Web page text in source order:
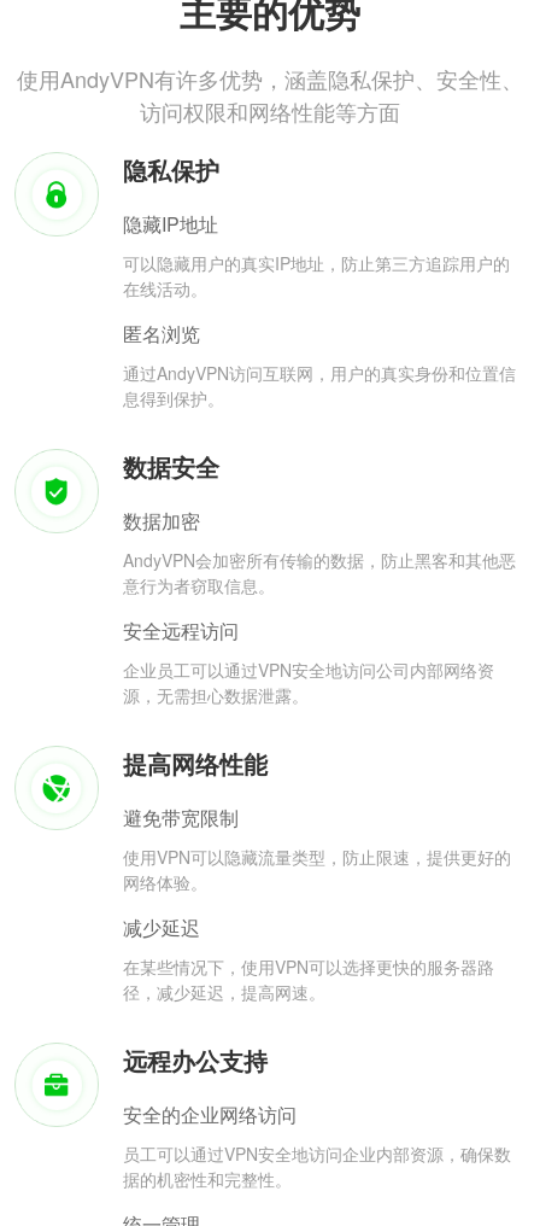
主要的优势
使用AndyVPN有许多优势，涵盖隐私保护、安全性、
访问权限和网络性能等方面
隐私保护
隐藏IP地址
可以隐藏用户的真实IP地址，防止第三方追踪用户的
在线活动。
匿名浏览
通过AndyVPN访问互联网，用户的真实身份和位置信
息得到保护。
数据安全
数据加密
AndyVPN会加密所有传输的数据，防止黑客和其他恶
意行为者窃取信息。
安全远程访问
企业员工可以通过VPN安全地访问公司内部网络资
源，无需担心数据泄露。
提高网络性能
避免带宽限制
使用VPN可以隐藏流量类型，防止限速，提供更好的
网络体验。
减少延迟
在某些情况下，使用VPN可以选择更快的服务器路
径，减少延迟，提高网速。
远程办公支持
安全的企业网络访问
员工可以通过VPN安全地访问企业内部资源，确保数
据的机密性和完整性。